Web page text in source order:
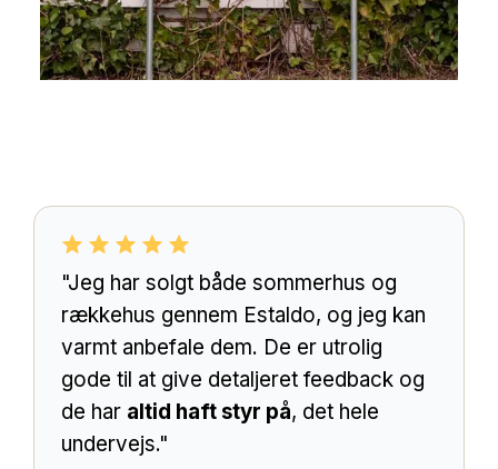
"Jeg har solgt både sommerhus og
rækkehus gennem Estaldo, og jeg kan
varmt anbefale dem. De er utrolig
gode til at give detaljeret feedback og
de har altid haft styr på, det hele
undervejs."